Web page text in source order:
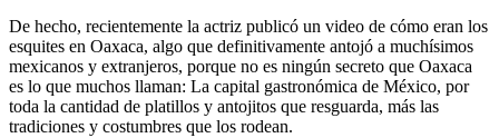
De hecho, recientemente la actriz publicó un video de cómo eran los
esquites en Oaxaca, algo que definitivamente antojó a muchísimos
mexicanos y extranjeros, porque no es ningún secreto que Oaxaca
es lo que muchos llaman: La capital gastronómica de México, por
toda la cantidad de platillos y antojitos que resguarda, más las
tradiciones y costumbres que los rodean.